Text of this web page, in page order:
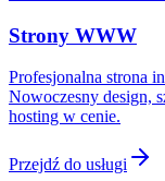
Strony WWW
Profesjonalna strona
Nowoczesny design,
hosting w cenie.
Przejdź do usługi